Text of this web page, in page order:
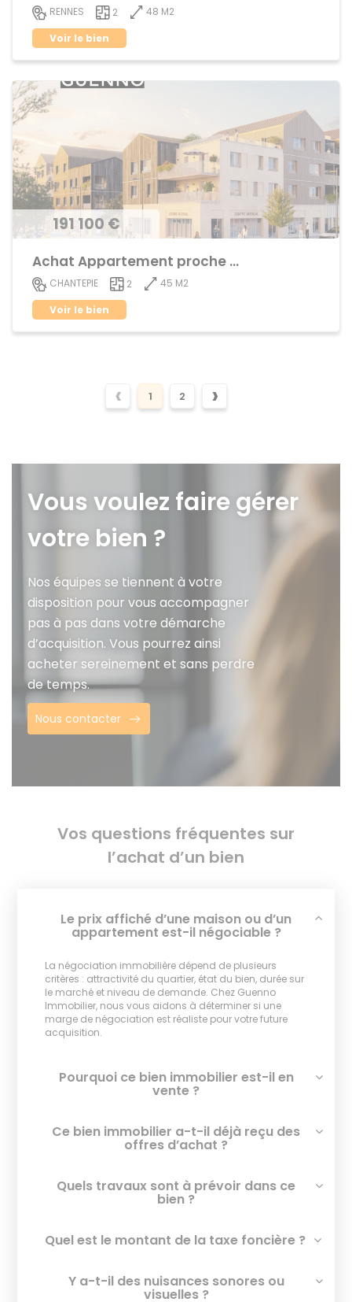
RENNES 2
48 M2
Voir le bien
191 100 €
Achat Appartement proche centre ville
CHANTEPIE 2
45 M2
Voir le bien
‹ 1 2 ›
Vous voulez faire gérer
votre bien ?
Nos équipes se tiennent à votre
disposition pour vous accompagner
pas à pas dans votre démarche
d’acquisition. Vous pourrez ainsi
acheter sereinement et sans perdre
de temps.
Nous contacter
Vos questions fréquentes sur
l’achat d’un bien
Le prix affiché d’une maison ou d’un
appartement est-il négociable ?
La négociation immobilière dépend de plusieurs
critères : attractivité du quartier, état du bien, durée sur
le marché et niveau de demande. Chez Guenno
Immobilier, nous vous aidons à déterminer si une
marge de négociation est réaliste pour votre future
acquisition.
Pourquoi ce bien immobilier est-il en
vente ?
Ce bien immobilier a-t-il déjà reçu des
offres d’achat ?
Quels travaux sont à prévoir dans ce
bien ?
Quel est le montant de la taxe foncière ?
Y a-t-il des nuisances sonores ou
visuelles ?